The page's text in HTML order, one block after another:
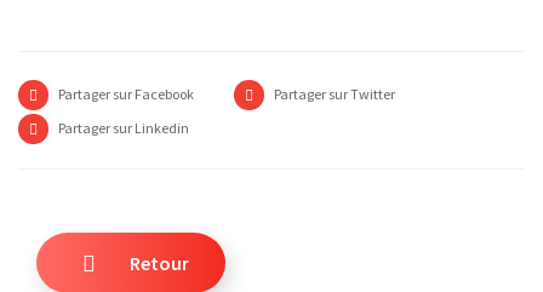
Partager sur Facebook
Partager sur Twitter
Partager sur Linkedin
Retour